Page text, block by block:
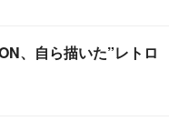
、自ら描いた”レトロ